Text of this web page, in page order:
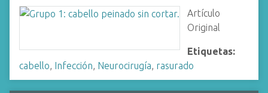
Artículo
Original
Etiquetas:
cabello, Infección, Neurocirugía, rasurado